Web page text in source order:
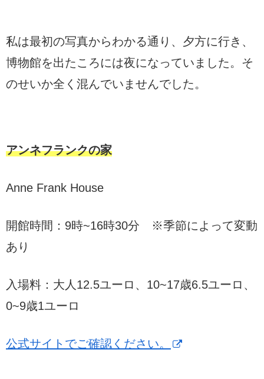
私は最初の写真からわかる通り、夕方に行き、
博物館を出たころには夜になっていました。そ
のせいか全く混んでいませんでした。
アンネフランクの家
Anne Frank House
開館時間：9時~16時30分 ※季節によって変動
あり
入場料：大人12.5ユーロ、10~17歳6.5ユーロ、
0~9歳1ユーロ
公式サイトでご確認ください。